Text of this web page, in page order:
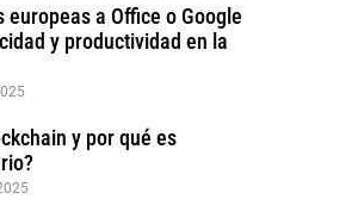
europeas a Office o Google
y productividad en la
y por qué es